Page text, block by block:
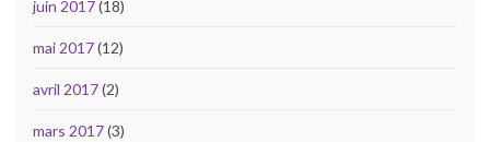
juin 2017(18)
mai 2017(12)
avril 2017(2)
mars 2017(3)